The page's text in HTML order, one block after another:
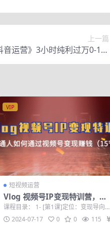
上一篇
运营》3小时纯利过万0-1起
盘完整思路 价值498
VIP
短视频运营
Vlog 视频号IP变现特训营，普
通人如何通过视频号变现赚钱
（15节）
课程目录： 1- [第1课]定位：变现导向的
视频号定位1.mp4 2-[第2课]...
2024-07-17 0 0 115